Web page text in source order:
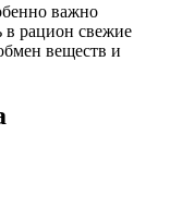
важно
в рацион свежие
веществ и